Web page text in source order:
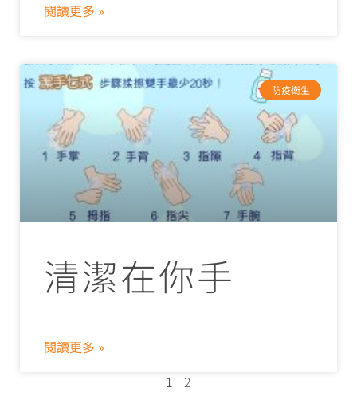
閱讀更多 »
防疫衛生
清潔在你手
閱讀更多 »
1
2